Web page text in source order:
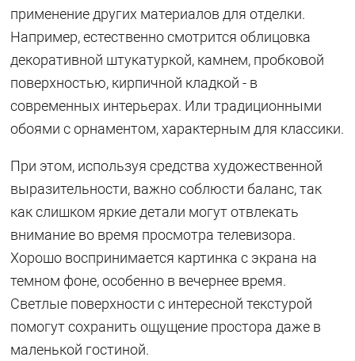
применение других материалов для отделки.
Например, естественно смотрится облицовка
декоративной штукатуркой, камнем, пробковой
поверхностью, кирпичной кладкой - в
современных интерьерах. Или традиционными
обоями с орнаментом, характерным для классики.
При этом, используя средства художественной
выразительности, важно соблюсти баланс, так
как слишком яркие детали могут отвлекать
внимание во время просмотра телевизора.
Хорошо воспринимается картинка с экрана на
темном фоне, особенно в вечернее время.
Светлые поверхности с интересной текстурой
помогут сохранить ощущение простора даже в
маленькой гостиной.